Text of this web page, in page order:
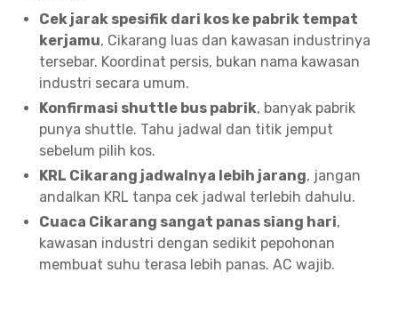
Cek jarak spesifik dari kos ke pabrik tempat
kerjamu, Cikarang luas dan kawasan industrinya
tersebar. Koordinat persis, bukan nama kawasan
industri secara umum.
Konfirmasi shuttle bus pabrik, banyak pabrik
punya shuttle. Tahu jadwal dan titik jemput
sebelum pilih kos.
KRL Cikarang jadwalnya lebih jarang, jangan
andalkan KRL tanpa cek jadwal terlebih dahulu.
Cuaca Cikarang sangat panas siang hari,
kawasan industri dengan sedikit pepohonan
membuat suhu terasa lebih panas. AC wajib.